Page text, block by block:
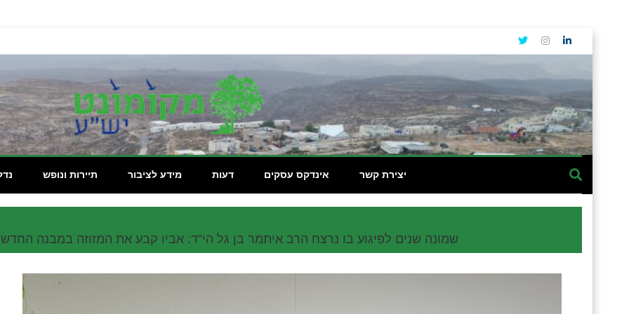
תיירות ונופש מידע לציבור דעות אינדקס עסקים יצירת קשר
שמונה שנים לפיגוע בו נרצח הרב איתמר בן גל הי”ד: אביו קבע את המזוזה במבנה החדש